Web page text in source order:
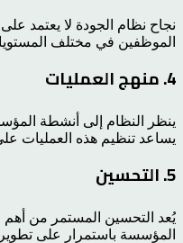
نجاح نظام الجودة لا يعتمد
الموظفين في مختلف
4. منهج العمليات
ينظر النظام إلى أنشطة
يساعد تنظيم هذه العمليات
5. التحسين
يُعد التحسين المستمر من أهم
المؤسسة باستمرار على